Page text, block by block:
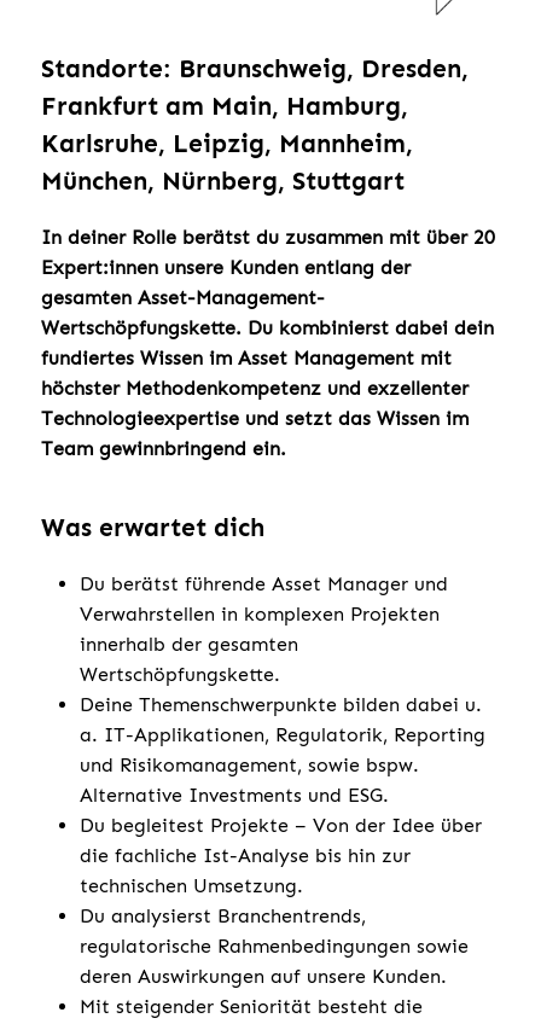
Standorte: Braunschweig, Dresden,
Frankfurt am Main, Hamburg,
Karlsruhe, Leipzig, Mannheim,
München, Nürnberg, Stuttgart
In deiner Rolle berätst du zusammen mit über 20
Expert:innen unsere Kunden entlang der
gesamten Asset-Management-
Wertschöpfungskette. Du kombinierst dabei dein
fundiertes Wissen im Asset Management mit
höchster Methodenkompetenz und exzellenter
Technologieexpertise und setzt das Wissen im
Team gewinnbringend ein.
Was erwartet dich
Du berätst führende Asset Manager und
Verwahrstellen in komplexen Projekten
innerhalb der gesamten
Wertschöpfungskette.
Deine Themenschwerpunkte bilden dabei u.
a. IT-Applikationen, Regulatorik, Reporting
und Risikomanagement, sowie bspw.
Alternative Investments und ESG.
Du begleitest Projekte – Von der Idee über
die fachliche Ist-Analyse bis hin zur
technischen Umsetzung.
Du analysierst Branchentrends,
regulatorische Rahmenbedingungen sowie
deren Auswirkungen auf unsere Kunden.
Mit steigender Seniorität besteht die